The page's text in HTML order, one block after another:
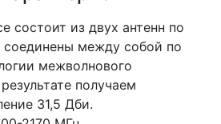
состоит из двух антенн по
между собой по
межволнового
получаем
31,5 Дби.